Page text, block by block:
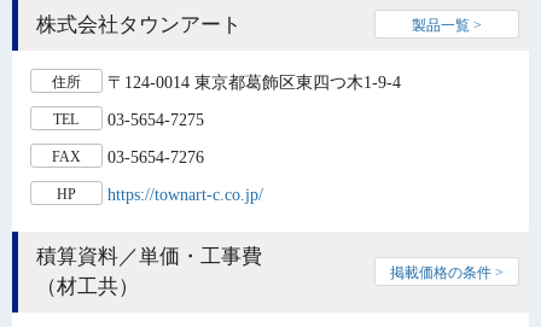
株式会社タウンアート 製品一覧 >
住所 〒124-0014 東京都葛飾区東四つ木1-9-4
TEL 03-5654-7275
FAX 03-5654-7276
HP https://townart-c.co.jp/
積算資料／単価・工事費
（材工共）
掲載価格の条件 >